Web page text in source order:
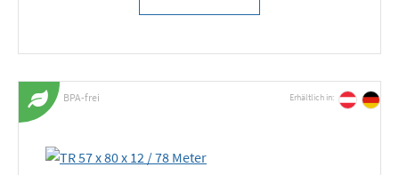
BPA-frei Erhältlich in: